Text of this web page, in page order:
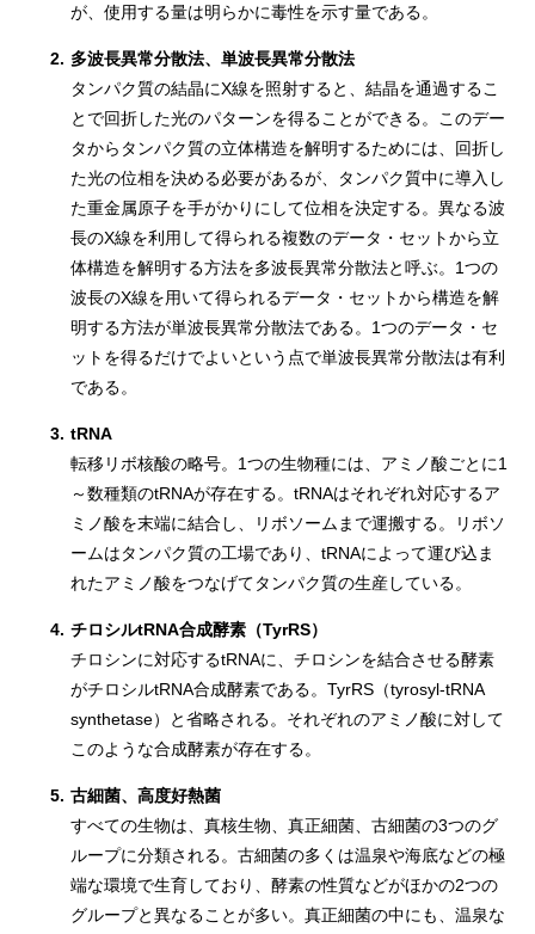
が、使用する量は明らかに毒性を示す量である。
2. 多波長異常分散法、単波長異常分散法
タンパク質の結晶にX線を照射すると、結晶を通過するこ
とで回折した光のパターンを得ることができる。このデー
タからタンパク質の立体構造を解明するためには、回折し
た光の位相を決める必要があるが、タンパク質中に導入し
た重金属原子を手がかりにして位相を決定する。異なる波
長のX線を利用して得られる複数のデータ・セットから立
体構造を解明する方法を多波長異常分散法と呼ぶ。1つの
波長のX線を用いて得られるデータ・セットから構造を解
明する方法が単波長異常分散法である。1つのデータ・セ
ットを得るだけでよいという点で単波長異常分散法は有利
である。
3. tRNA
転移リボ核酸の略号。1つの生物種には、アミノ酸ごとに1
～数種類のtRNAが存在する。tRNAはそれぞれ対応するア
ミノ酸を末端に結合し、リボソームまで運搬する。リボソ
ームはタンパク質の工場であり、tRNAによって運び込ま
れたアミノ酸をつなげてタンパク質の生産している。
4. チロシルtRNA合成酵素（TyrRS）
チロシンに対応するtRNAに、チロシンを結合させる酵素
がチロシルtRNA合成酵素である。TyrRS（tyrosyl-tRNA
synthetase）と省略される。それぞれのアミノ酸に対して
このような合成酵素が存在する。
5. 古細菌、高度好熱菌
すべての生物は、真核生物、真正細菌、古細菌の3つのグ
ループに分類される。古細菌の多くは温泉や海底などの極
端な環境で生育しており、酵素の性質などがほかの2つの
グループと異なることが多い。真正細菌の中にも、温泉な